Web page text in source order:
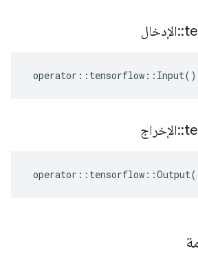
::الإدخال
operator :: tensorflow :: Input()
::الإخراج
operator :: tensorflow ::Output